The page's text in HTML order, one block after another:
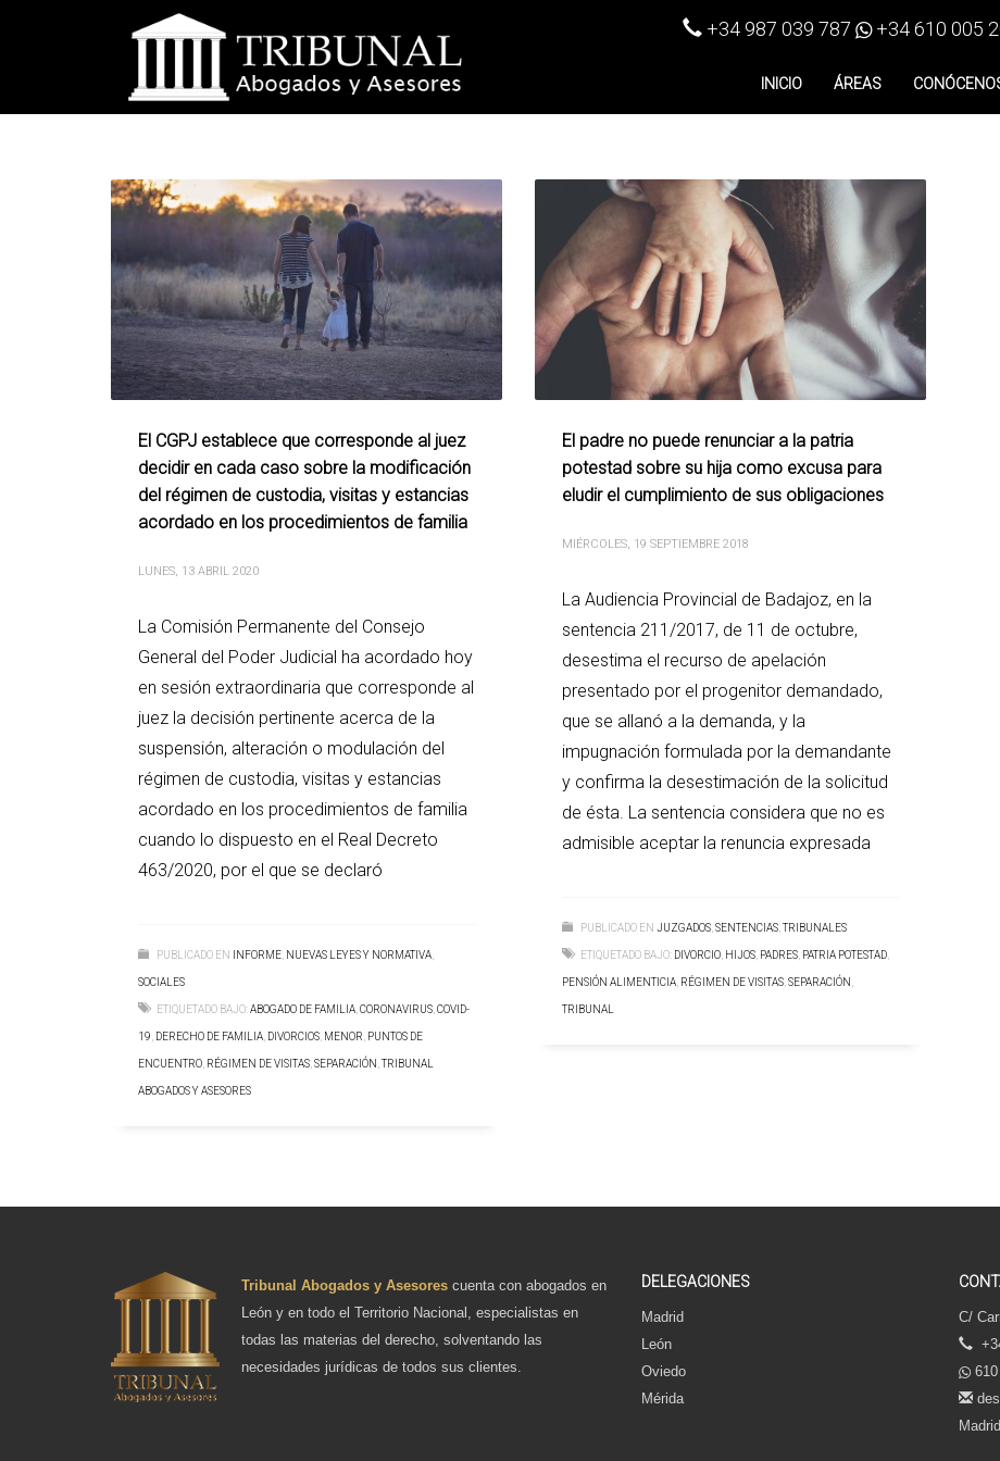
+34 987 039 787 +34 610 005
INICIO ÁREAS
El CGPJ establece que corresponde al juez
decidir en cada caso sobre la modificación
del régimen de custodia, visitas y estancias
acordado en los procedimientos de familia
LUNES, 13 ABRIL 2020
La Comisión Permanente del Consejo
General del Poder Judicial ha acordado hoy
en sesión extraordinaria que corresponde al
juez la decisión pertinente acerca de la
suspensión, alteración o modulación del
régimen de custodia, visitas y estancias
acordado en los procedimientos de familia
cuando lo dispuesto en el Real Decreto
463/2020, por el que se declaró
PUBLICADO EN INFORME, NUEVAS LEYES Y NORMATIVA,
SOCIALES
ETIQUETADO BAJO:ABOGADO DE FAMILIA,CORONAVIRUS,COVID-
19, DERECHO DE FAMILIA, DIVORCIOS, MENOR, PUNTOS DE
ENCUENTRO, RÉGIMEN DE VISITAS,SEPARACIÓN, TRIBUNAL
ABOGADOS Y ASESORES
El padre no puede renunciar a la patria
potestad sobre su hija como excusa para
eludir el cumplimiento de sus obligaciones
MIÉRCOLES, 19 SEPTIEMBRE 2018
La Audiencia Provincial de Badajoz, en la
sentencia 211/2017, de 11 de octubre,
desestima el recurso de apelación
presentado por el progenitor demandado,
que se allanó a la demanda, y la
impugnación formulada por la demandante
y confirma la desestimación de la solicitud
de ésta. La sentencia considera que no es
admisible aceptar la renuncia expresada
PUBLICADO EN JUZGADOS,SENTENCIAS, TRIBUNALES
ETIQUETADO BAJO: DIVORCIO, HIJOS, PADRES, PATRIA POTESTAD,
PENSIÓN ALIMENTICIA, RÉGIMEN DE VISITAS,SEPARACIÓN,
TRIBUNAL
Tribunal Abogados y Asesores cuenta con abogados en
León y en todo el Territorio Nacional, especialistas en
todas las materias del derecho, solventando las
necesidades jurídicas de todos sus clientes.
DELEGACIONES
Madrid
León
Oviedo
Mérida
C/